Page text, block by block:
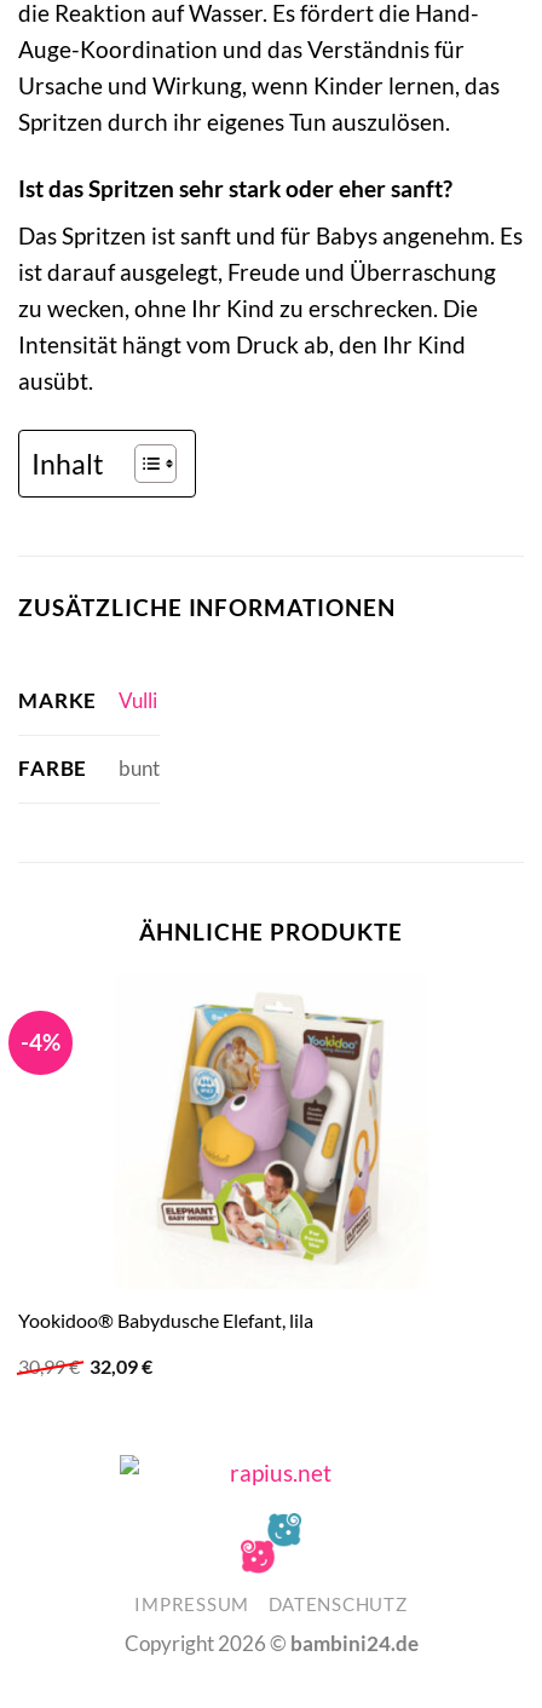
die Reaktion auf Wasser. Es fördert die Hand-
Auge-Koordination und das Verständnis für
Ursache und Wirkung, wenn Kinder lernen, das
Spritzen durch ihr eigenes Tun auszulösen.
Ist das Spritzen sehr stark oder eher sanft?
Das Spritzen ist sanft und für Babys angenehm. Es
ist darauf ausgelegt, Freude und Überraschung
zu wecken, ohne Ihr Kind zu erschrecken. Die
Intensität hängt vom Druck ab, den Ihr Kind
ausübt.
Inhalt
ZUSÄTZLICHE INFORMATIONEN
MARKE Vulli
FARBE bunt
ÄHNLICHE PRODUKTE
-4%
Yookidoo® Babydusche Elefant, lila
30,99€ Ursprünglicher
Preis
32,09€Aktueller
IMPRESSUM DATENSCHUTZ
Copyright 2026 © bambini24.de